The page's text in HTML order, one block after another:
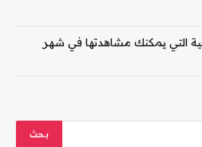
التي يمكنك مشاهدتها في شهر